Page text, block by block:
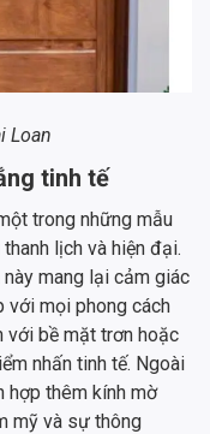
Loan
tinh tế
trong những mẫu
lịch và hiện đại.
mang lại cảm giác
với mọi phong cách
với bề mặt trơn hoặc
nhấn tinh tế. Ngoài
hợp thêm kính mờ
mỹ và sự thông